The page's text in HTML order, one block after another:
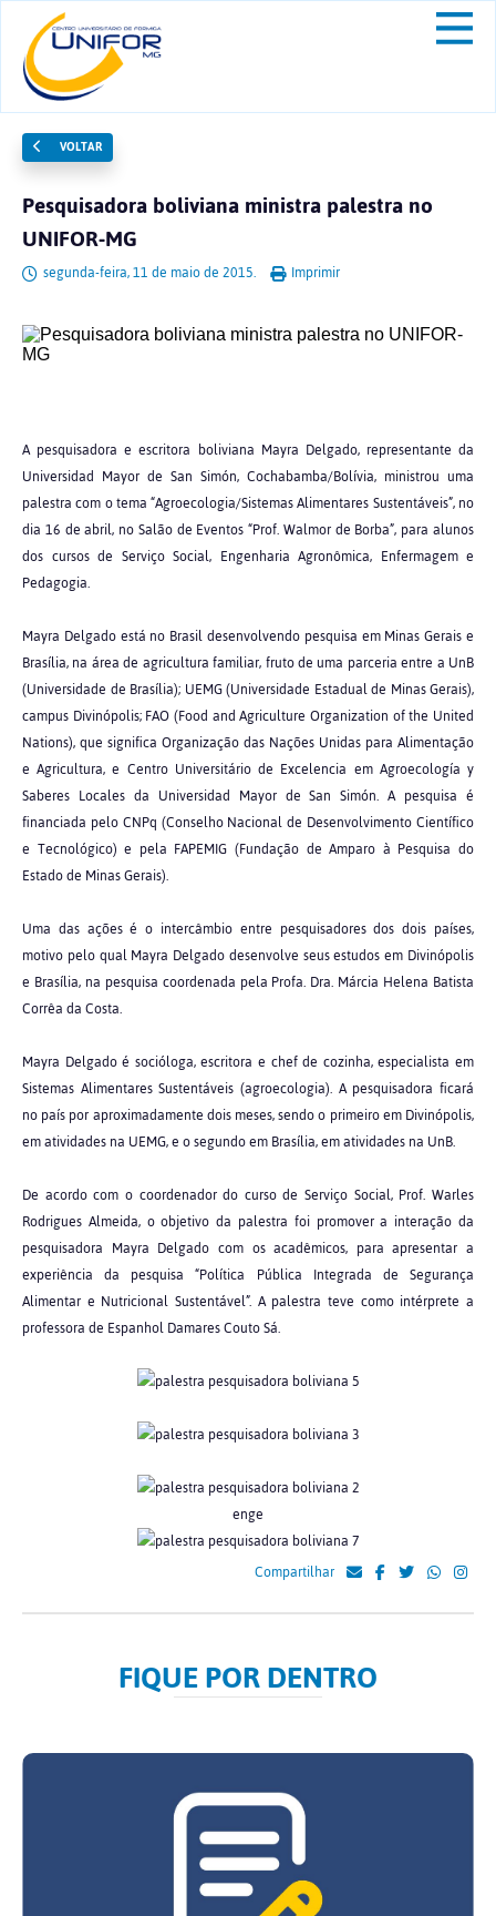
VOLTAR
Pesquisadora boliviana ministra palestra no
UNIFOR-MG
segunda-feira, 11 de maio de 2015. Imprimir
A pesquisadora e escritora boliviana Mayra Delgado, representante da
Universidad Mayor de San Simón, Cochabamba/Bolívia, ministrou uma
palestra com o tema “Agroecologia/Sistemas Alimentares Sustentáveis”, no
dia 16 de abril, no Salão de Eventos “Prof. Walmor de Borba”, para alunos
dos cursos de Serviço Social, Engenharia Agronômica, Enfermagem e
Pedagogia.
Mayra Delgado está no Brasil desenvolvendo pesquisa em Minas Gerais e
Brasília, na área de agricultura familiar, fruto de uma parceria entre a UnB
(Universidade de Brasília); UEMG (Universidade Estadual de Minas Gerais),
campus Divinópolis; FAO (Food and Agriculture Organization of the United
Nations), que significa Organização das Nações Unidas para Alimentação
e Agricultura, e Centro Universitário de Excelencia em Agroecología y
Saberes Locales da Universidad Mayor de San Simón. A pesquisa é
financiada pelo CNPq (Conselho Nacional de Desenvolvimento Científico
e Tecnológico) e pela FAPEMIG (Fundação de Amparo à Pesquisa do
Estado de Minas Gerais).
Uma das ações é o intercâmbio entre pesquisadores dos dois países,
motivo pelo qual Mayra Delgado desenvolve seus estudos em Divinópolis
e Brasília, na pesquisa coordenada pela Profa. Dra. Márcia Helena Batista
Corrêa da Costa.
Mayra Delgado é socióloga, escritora e chef de cozinha, especialista em
Sistemas Alimentares Sustentáveis (agroecologia). A pesquisadora ficará
no país por aproximadamente dois meses, sendo o primeiro em Divinópolis,
em atividades na UEMG, e o segundo em Brasília, em atividades na UnB.
De acordo com o coordenador do curso de Serviço Social, Prof. Warles
Rodrigues Almeida, o objetivo da palestra foi promover a interação da
pesquisadora Mayra Delgado com os acadêmicos, para apresentar a
experiência da pesquisa “Política Pública Integrada de Segurança
Alimentar e Nutricional Sustentável”. A palestra teve como intérprete a
professora de Espanhol Damares Couto Sá.
enge
Compartilhar
FIQUE POR DENTRO